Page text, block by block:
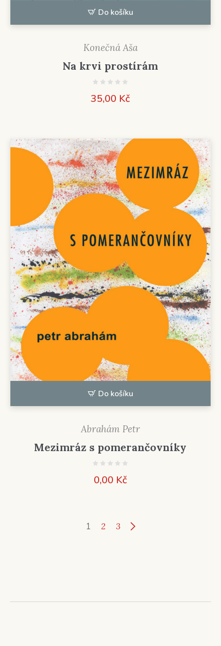
Do košíku
Konečná Aša
Na krvi prostírám
35,00 Kč
Do košíku
Abrahám Petr
Mezimráz s pomerančovníky
0,00 Kč
1 2 3